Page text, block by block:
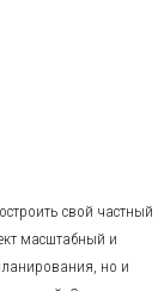
свой частный
масштабный и
но и